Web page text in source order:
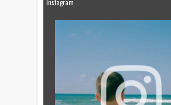
Instagram